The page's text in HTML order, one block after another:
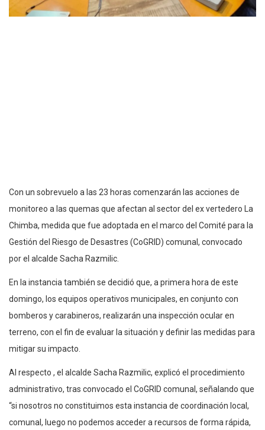
Con un sobrevuelo a las 23 horas comenzarán las acciones de
monitoreo a las quemas que afectan al sector del ex vertedero La
Chimba, medida que fue adoptada en el marco del Comité para la
Gestión del Riesgo de Desastres (CoGRID) comunal, convocado
por el alcalde Sacha Razmilic.
En la instancia también se decidió que, a primera hora de este
domingo, los equipos operativos municipales, en conjunto con
bomberos y carabineros, realizarán una inspección ocular en
terreno, con el fin de evaluar la situación y definir las medidas para
mitigar su impacto.
Al respecto , el alcalde Sacha Razmilic, explicó el procedimiento
administrativo, tras convocado el CoGRID comunal, señalando que
“si nosotros no constituimos esta instancia de coordinación local,
comunal, luego no podemos acceder a recursos de forma rápida,